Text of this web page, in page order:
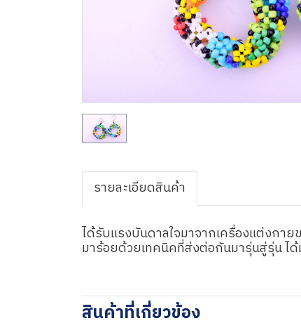
รายละเอียดสินค้า
ได้รับแรงบันดาลใจมาจากเครื่องแต่งกา
มาร้อยด้วยเทคนิคที่ส่งต่อกันมารุ่นสู่รุ่น ไ
สินค้าที่เกี่ยวข้อง